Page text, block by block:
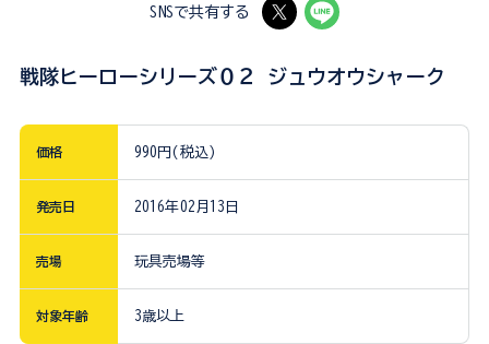
SNSで共有する
戦隊ヒーローシリーズ０２ ジュウオウシャーク
価格 990円(税込)
発売日 2016年02月13日
売場 玩具売場等
対象年齢 3歳以上